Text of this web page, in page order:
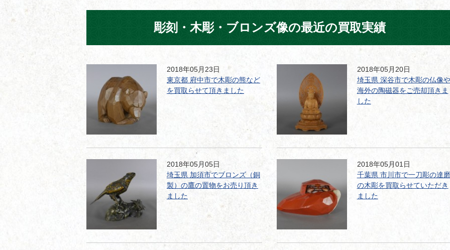
彫刻・木彫・ブロンズ像の最近の買取実績
2018年05月23日
東京都 府中市で木彫の熊など
を買取らせて頂きました
2018年05月20日
埼玉県 深谷市で木彫の仏像や
海外の陶磁器をご売却頂きま
した
2018年05月05日
埼玉県 加須市でブロンズ（銅
製）の鷹の置物をお売り頂き
ました
2018年05月01日
千葉県 市川市で一刀彫の達磨
の木彫を買取らせていただき
ました